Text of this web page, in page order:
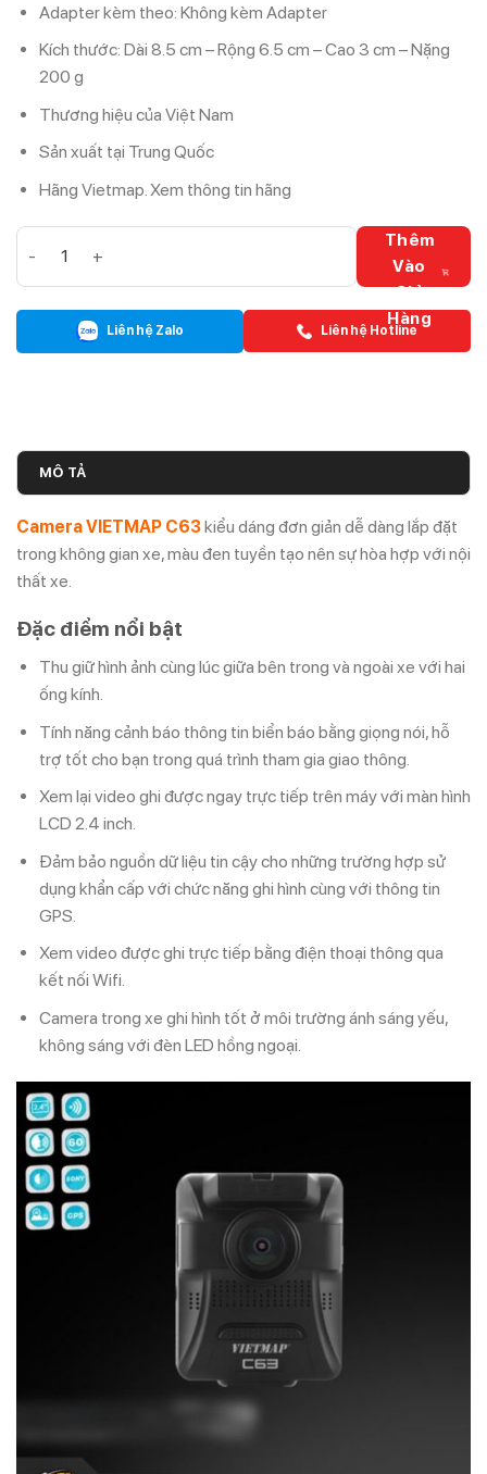
Adapter kèm theo: Không kèm Adapter
Kích thước: Dài 8.5 cm – Rộng 6.5 cm – Cao 3 cm – Nặng
200 g
Thương hiệu của Việt Nam
Sản xuất tại Trung Quốc
Hãng Vietmap. Xem thông tin hãng
Thêm
Vào
Giỏ
Hàng
Liên hệ Zalo Liên hệ Hotline
MÔ TẢ
Camera VIETMAP C63kiểu dáng đơn giản dễ dàng lắp đặt
trong không gian xe, màu đen tuyền tạo nên sự hòa hợp với nội
thất xe.
Đặc điểm nổi bật
Thu giữ hình ảnh cùng lúc giữa bên trong và ngoài xe với hai
ống kính.
Tính năng cảnh báo thông tin biển báo bằng giọng nói, hỗ
trợ tốt cho bạn trong quá trình tham gia giao thông.
Xem lại video ghi được ngay trực tiếp trên máy với màn hình
LCD 2.4 inch.
Đảm bảo nguồn dữ liệu tin cậy cho những trường hợp sử
dụng khẩn cấp với chức năng ghi hình cùng với thông tin
GPS.
Xem video được ghi trực tiếp bằng điện thoại thông qua
kết nối Wifi.
Camera trong xe ghi hình tốt ở môi trường ánh sáng yếu,
không sáng với đèn LED hồng ngoại.